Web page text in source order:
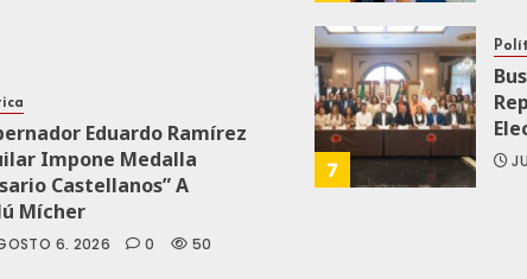
Eduardo Ramírez
Impone Medalla
Castellanos” A
Mícher
6, 2026 0 50
7